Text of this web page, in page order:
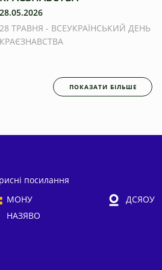
28.05.2026
28 ТРАВНЯ - ВСЕУКРАЇНСЬКИЙ ДЕНЬ
КРАЄЗНАВСТВА
ПОКАЗАТИ БІЛЬШЕ
посилання
МОНУ
ДСЯОУ
НАЗЯВО